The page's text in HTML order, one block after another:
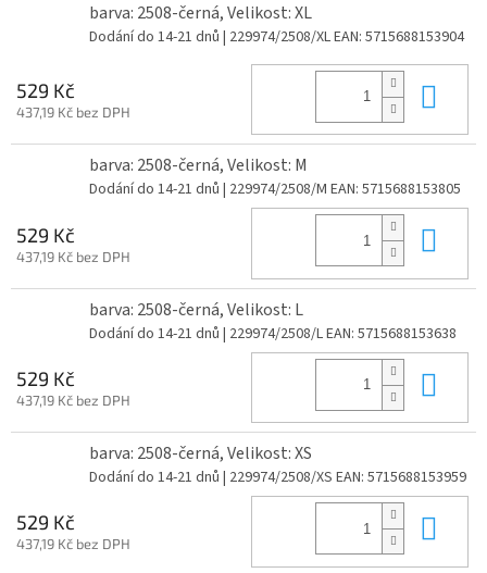
barva: 2508-černá, Velikost: XL
Dodání do 14-21 dnů | 229974/2508/XLEAN: 5715688153904
529 Kč
437,19 Kč bez DPH
barva: 2508-černá, Velikost: M
Dodání do 14-21 dnů | 229974/2508/M EAN: 5715688153805
529 Kč
437,19 Kč bez DPH
barva: 2508-černá, Velikost: L
Dodání do 14-21 dnů | 229974/2508/LEAN: 5715688153638
529 Kč
437,19 Kč bez DPH
barva: 2508-černá, Velikost: XS
Dodání do 14-21 dnů | 229974/2508/XS EAN: 5715688153959
529 Kč
437,19 Kč bez DPH